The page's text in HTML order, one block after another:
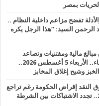
بمصر
والأدلة تفضح مزاعم داخلية النظام ..
يهاجم عبد الرحمن السيد: “هذا الرجل يكره
مالية ومقتنيات وتصاعد
الانتهاكات ضد المعتقلات في سجن العاشر نساء.. الأربعاء 5 أغسطس 2026..
وشبح إغلاق المخابز
النقد إقراض الحكومة رغم تراجع
مؤشرات الاقتصاد؟.. الثلاثاء 4 أغسطس 2026.. تجدد الاشتباكات بين الشرطة